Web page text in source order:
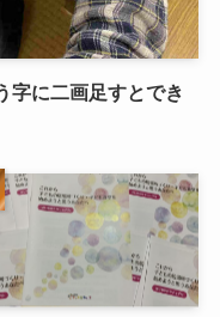
字に二画足すとでき